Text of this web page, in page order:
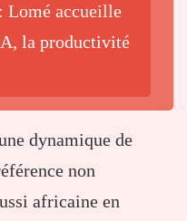
Lomé accueille
la productivité
dynamique de
non
africaine en